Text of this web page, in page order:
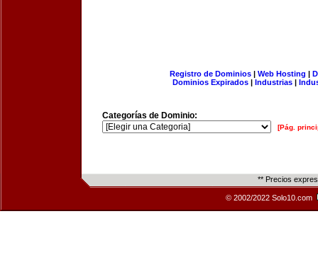
Registro de Dominios| Web Hosting |
Dominios Expirados | Industrias |
Categorías de Dominio:
[Pág.
** Precios
© 2002/2022 Solo10.com